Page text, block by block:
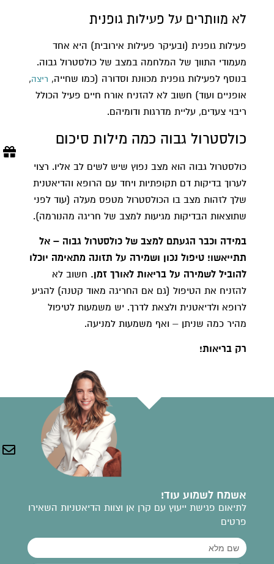
לא מוותרים על פעילות גופנית​
פעילות גופנית (ובעיקר פעילות אירובית) היא אחד
מעמודי התווך של המלחמה במצב של כולסטרול גבוה.
בנוסף לפעילות גופנית מכוונת וסדורה (כמו שחייה, ריצה,
אופניים ועוד) חשוב לא להזניח אורח חיים פעיל הכולל
ריבוי צעדים, עליית מדרגות ודומיהם.
כולסטרול גבוה כמה מילות סיכום​
כולסטרול גבוה הוא מצב נפוץ שיש לשים לב אליו. רצוי
לערוך בדיקות דם תקופתיות ויחד עם הרופא והדיאטנית
שלך לזהות מצב בו הכולסטרול מטפס מעלה (עוד לפני
שתוצאות הבדיקות מגיעות למצב של חריגה מהנורמה).
במידה וכבר הגעתם למצב של כולסטרול גבוה – אל
תתייאשו! טיפול נכון ושמירה על תזונה מתאימה יוכלו
להוביל לשמירה על בריאות לאורך זמן. חשוב לא
להזניח את הטיפול (גם אם החריגה מאוד קטנה) להגיע
לרופא ולדיאטנית ולצאת לדרך. יש משמעות לטיפול
מהיר כמה שניתן – ואף משמעות למניעה.
רק בריאות!
אשמח לשמוע עוד!
לתיאום פגישת ייעוץ עם קרן אן וצוות הדיאטניות השאירו
פרטים